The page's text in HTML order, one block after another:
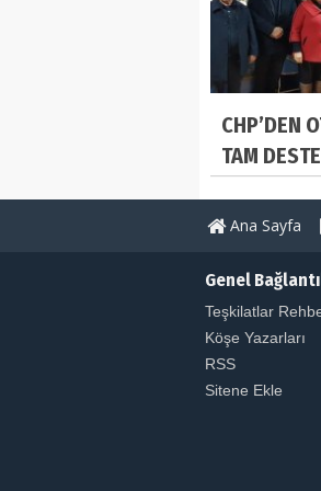
CHP’DEN
TAM
Ana Sayfa
Genel
Teşkilatlar
Köşe Yazarları
RSS
Sitene Ekle